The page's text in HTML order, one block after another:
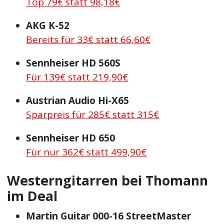
AKG K-52
Bereits für 33€ statt 66,60€
Sennheiser HD 560S
Für 139€ statt 219,90€
Austrian Audio Hi-X65
Sparpreis für 285€ statt 315€
Sennheiser HD 650
Für nur 362€ statt 499,90€
Westerngitarren bei Thomann
im Deal
Martin Guitar 000-16 StreetMaster